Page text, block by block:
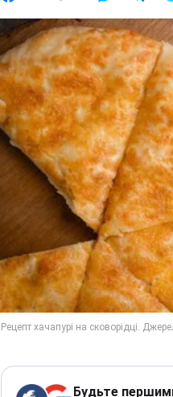
Будьте